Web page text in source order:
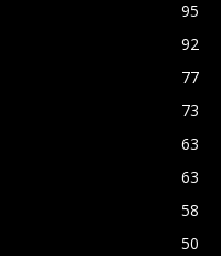
95
92
77
73
63
63
58
50